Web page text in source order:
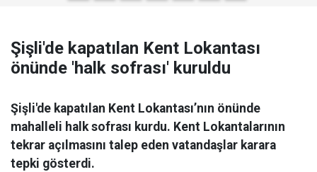
Şişli'de kapatılan Kent Lokantası
önünde 'halk sofrası' kuruldu
Şişli'de kapatılan Kent Lokantası’nın önünde
mahalleli halk sofrası kurdu. Kent Lokantalarının
tekrar açılmasını talep eden vatandaşlar karara
tepki gösterdi.